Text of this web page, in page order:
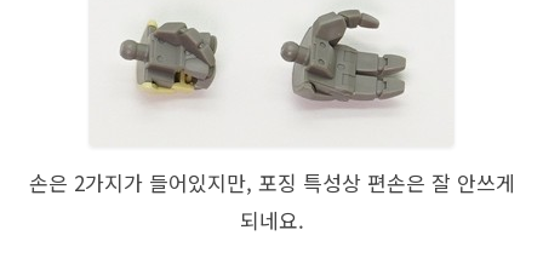
손은 2가지가 들어있지만, 포징 특성상 편손은 잘 안쓰게
되네요.